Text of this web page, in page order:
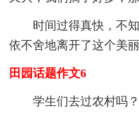
时间过得真快，不
依不舍地离开了这个美
田园话题作文6
学生们去过农村吗